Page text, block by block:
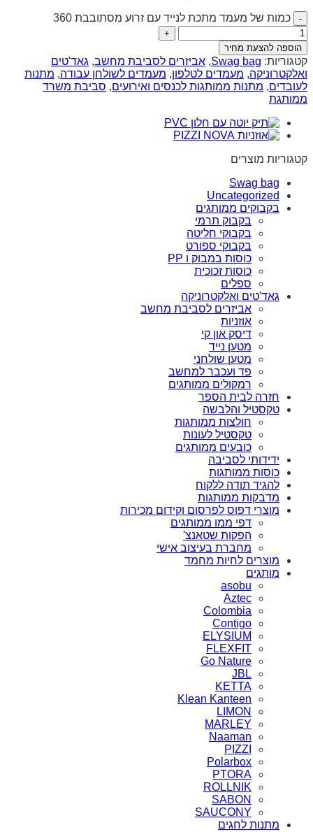
כמות של מעמד מתכת לנייד עם זרוע מסתובבת 360
הוספה להצעת מחיר
קטגוריות: Swag bag
, אביזרים לסביבת מחשב, גאד'טים
ואלקטרוניקה, מעמדים לטלפון, מעמדים לשולחן עבודה, מתנות
לעובדים, מתנות ממותגות לכנסים ואירועים, סביבת משרד
ממותגת
קטגוריות מוצרים
Swag bag
Uncategorized
בקבוקים ממותגים
בקבוק תרמי
בקבוקי חליטה
בקבוקי ספורט
כוסות במבוק ו PP
כוסות זכוכית
ספלים
גאד'טים ואלקטרוניקה
אביזרים לסביבת מחשב
אוזניות
דיסק און קי
מטען נייד
מטען שולחני
פד ועכבר למחשב
רמקולים ממותגים
חזרה לבית הספר
טקסטיל והלבשה
חולצות ממותגות
טקסטיל לעונות
כובעים ממותגים
ידידותי לסביבה
כוסות ממותגות
להגיד תודה ללקוח
מדבקות ממותגות
מוצרי דפוס לפרסום וקידום מכירות
דפי ממו ממותגים
הפקות שטאנצ'
מחברת בעיצוב אישי
מוצרים לחיות מחמד
מותגים
asobu
Aztec
Colombia
Contigo
ELYSIUM
FLEXFIT
Go Nature
JBL
KETTA
Klean Kanteen
LIMON
MARLEY
Naaman
PIZZI
Polarbox
PTORA
ROLLNIK
SABON
SAUCONY
מתנות לחגים